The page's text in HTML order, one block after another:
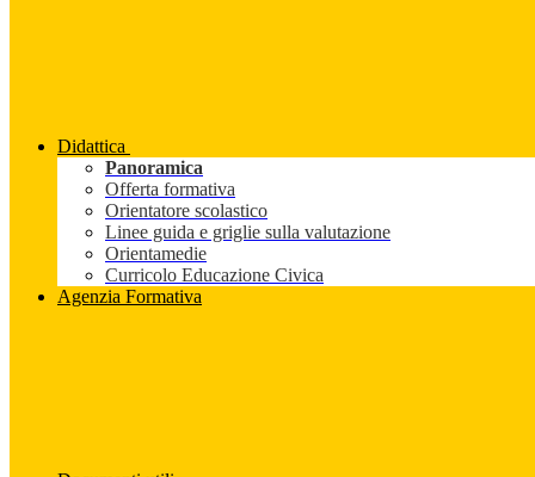
Didattica
Panoramica
Offerta formativa
Orientatore scolastico
Linee guida e griglie sulla valutazione
Orientamedie
Curricolo Educazione Civica
Agenzia Formativa